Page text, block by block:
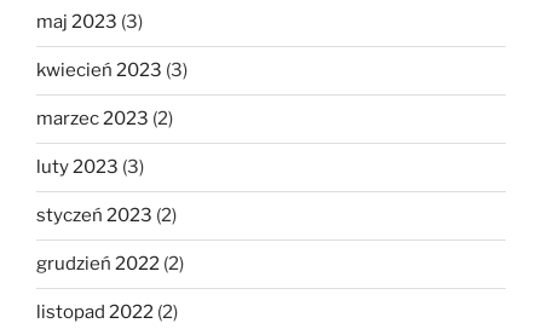
maj 2023 (3)
kwiecień 2023 (3)
marzec 2023 (2)
luty 2023 (3)
styczeń 2023 (2)
grudzień 2022 (2)
listopad 2022 (2)